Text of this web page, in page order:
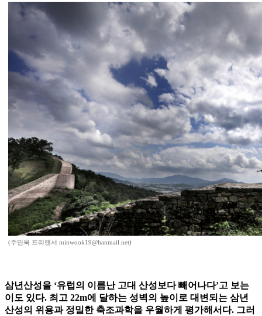
(주민욱 프리랜서 minwook19@hanmail.net)
삼년산성을 ‘유럽의 이름난 고대 산성보다 빼어나다’고 보는
이도 있다. 최고 22m에 달하는 성벽의 높이로 대변되는 삼년
산성의 위용과 정밀한 축조과학을 우월하게 평가해서다. 그러